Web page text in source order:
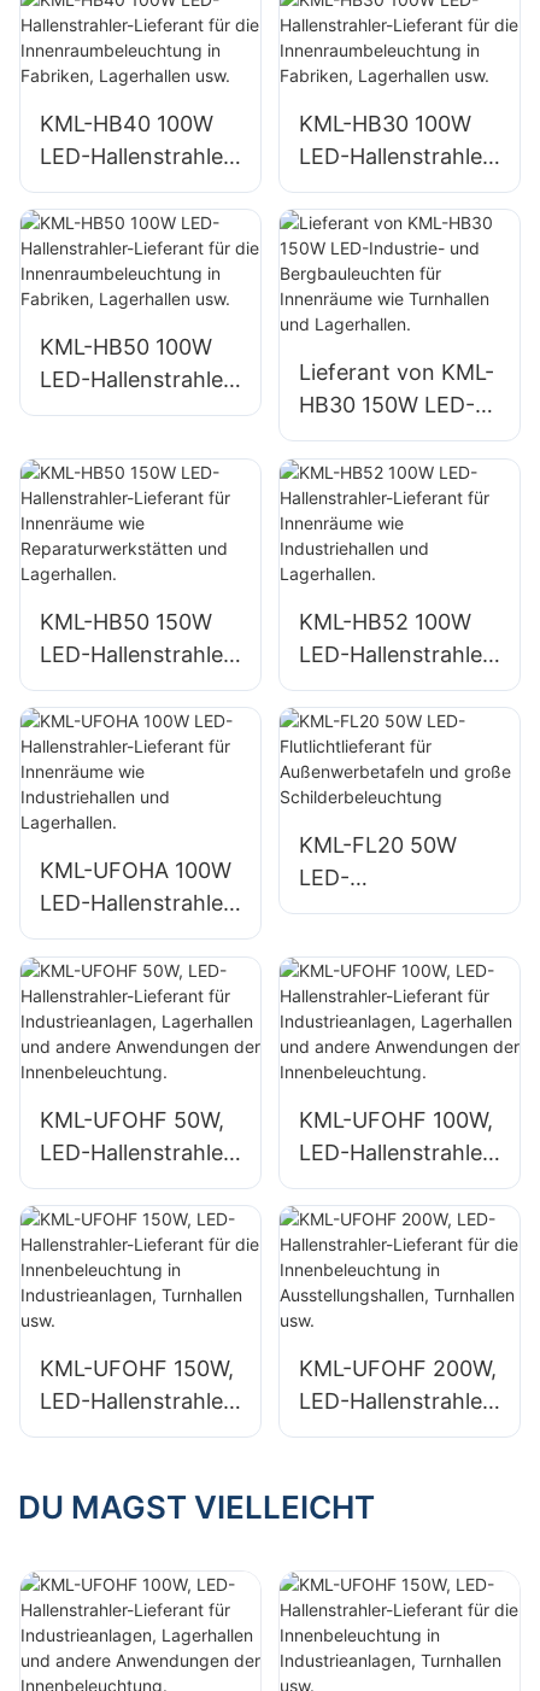
und
Baustellenbeleucht
und
Baustellenbeleucht
KML-HB40 100W
LED-Hallenstrahler-
Lieferant für die
Innenraumbeleucht
ung in Fabriken,
Lagerhallen usw.
KML-HB30 100W
LED-Hallenstrahler-
Lieferant für die
Innenraumbeleucht
ung in Fabriken,
Lagerhallen usw.
KML-HB50 100W
LED-Hallenstrahler-
Lieferant für die
ung in Fabriken,
Lagerhallen usw.
Lieferant von KML-
HB30 150W LED-
Industrie- und
Bergbauleuchten
für Innenräume wie
Turnhallen und
Lagerhallen.
KML-HB50 150W
LED-Hallenstrahler-
Lieferant für
Innenräume wie
Reparaturwerkstätt
en und Lagerhallen.
KML-HB52 100W
LED-Hallenstrahler-
Lieferant für
Innenräume wie
Industriehallen und
Lagerhallen.
KML-UFOHA 100W
LED-Hallenstrahler-
Lieferant für
Innenräume wie
Industriehallen und
Lagerhallen.
KML-FL20 50W
LED-
Flutlichtlieferant für
und große
Schilderbeleuchtun
g
KML-UFOHF 50W,
LED-Hallenstrahler-
Lieferant für
Industrieanlagen,
Lagerhallen und
andere
Anwendungen der
KML-UFOHF 100W,
LED-Hallenstrahler-
Lieferant für
Industrieanlagen,
Lagerhallen und
andere
Anwendungen der
KML-UFOHF 150W,
LED-Hallenstrahler-
Lieferant für die
in Industrieanlagen,
KML-UFOHF 200W,
LED-Hallenstrahler-
Lieferant für die
in
DU MAGST VIELLEICHT